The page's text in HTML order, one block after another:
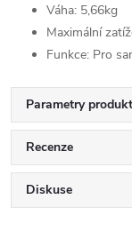
Váha: 5,66kg
Maximální
Funkce: Pro
Parametry
Recenze
Diskuse